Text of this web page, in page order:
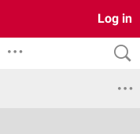
Log in